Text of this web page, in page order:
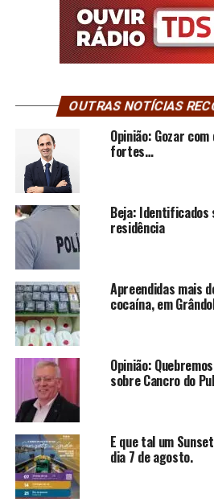
OUTRAS NOTÍCIAS
Opinião: Gozar
fortes…
Beja:
residência
Apreendidas mais
cocaína, em
Opinião:
sobre Cancro do
E que tal um
dia 7 de agosto.